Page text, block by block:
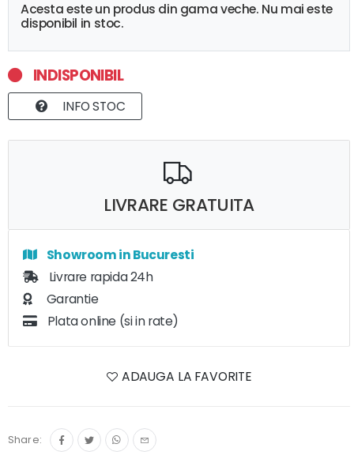
Acesta este un produs din gama veche. Nu mai este
disponibil in stoc.
INDISPONIBIL
INFO STOC
LIVRARE GRATUITA
Showroom in Bucuresti
Livrare rapida 24h
Garantie
Plata online (si in rate)
ADAUGA LA FAVORITE
Share: